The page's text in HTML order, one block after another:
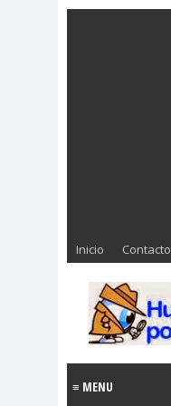
Inicio Contacto